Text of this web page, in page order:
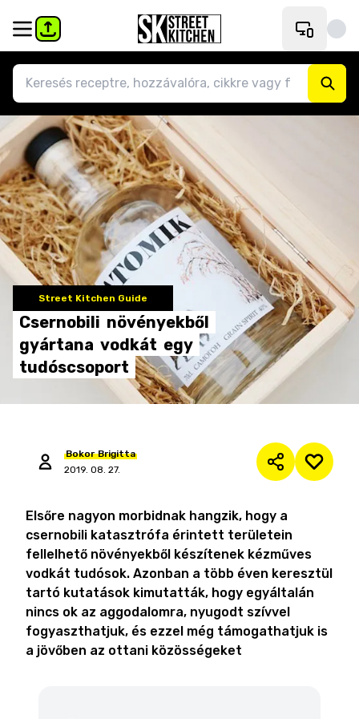
Street Kitchen Guide
Csernobili növényekből
gyártana vodkát egy
tudóscsoport
Bokor Brigitta
2019. 08. 27.
Elsőre nagyon morbidnak hangzik, hogy a
csernobili katasztrófa érintett területein
fellelhető növényekből készítenek kézműves
vodkát tudósok. Azonban a több éven keresztül
tartó kutatások kimutatták, hogy egyáltalán
nincs ok az aggodalomra, nyugodt szívvel
fogyaszthatjuk, és ezzel még támogathatjuk is
a jövőben az ottani közösségeket